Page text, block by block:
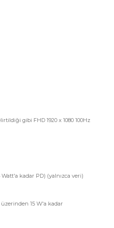
gibi FHD 1920 x 1080 100Hz
Watt'a kadar PD) (yalnızca veri)
üzerinden 15 W'a kadar